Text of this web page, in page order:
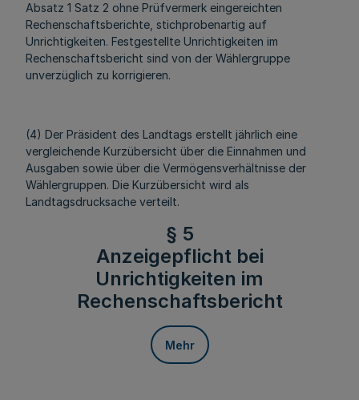
Absatz 1 Satz 2 ohne Prüfvermerk eingereichten
Rechenschaftsberichte, stichprobenartig auf
Unrichtigkeiten. Festgestellte Unrichtigkeiten im
Rechenschaftsbericht sind von der Wählergruppe
unverzüglich zu korrigieren.
(4) Der Präsident des Landtags erstellt jährlich eine
vergleichende Kurzübersicht über die Einnahmen und
Ausgaben sowie über die Vermögensverhältnisse der
Wählergruppen. Die Kurzübersicht wird als
Landtagsdrucksache verteilt.
§ 5
Anzeigepflicht bei
Unrichtigkeiten im
Rechenschaftsbericht
Mehr